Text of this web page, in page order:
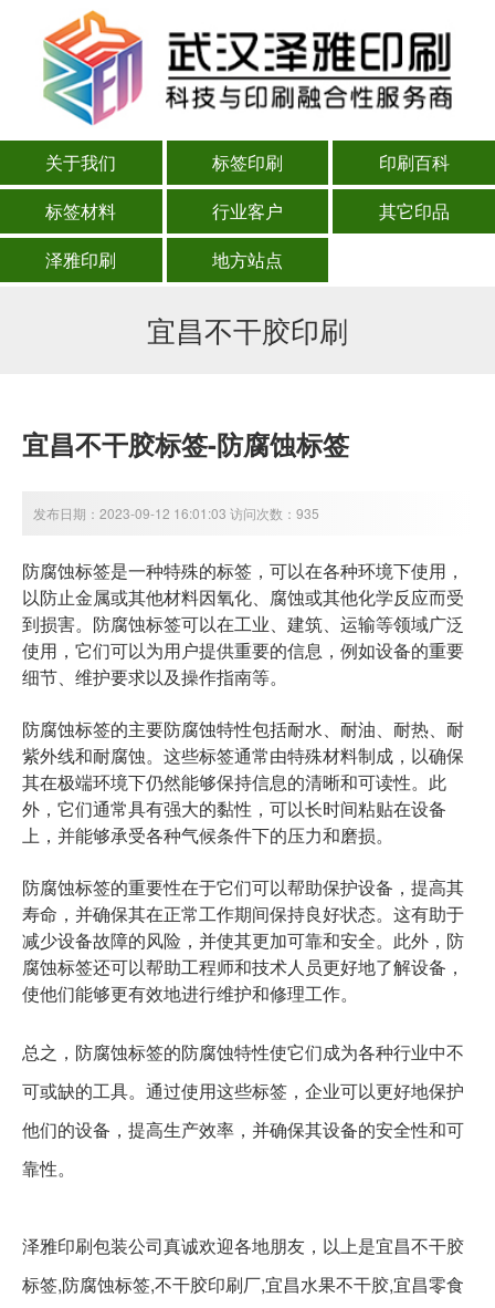
关于我们 标签印刷
印刷百科
标签材料
行业客户
其它印品
泽雅印刷
地方站点
宜昌不干胶印刷
宜昌不干胶标签-防腐蚀标签
发布日期：2023-09-12 16:01:03 访问次数：935
防腐蚀标签是一种特殊的标签，可以在各种环境下使用，
以防止金属或其他材料因氧化、腐蚀或其他化学反应而受
到损害。防腐蚀标签可以在工业、建筑、运输等领域广泛
使用，它们可以为用户提供重要的信息，例如设备的重要
细节、维护要求以及操作指南等。
防腐蚀标签的主要防腐蚀特性包括耐水、耐油、耐热、耐
紫外线和耐腐蚀。这些标签通常由特殊材料制成，以确保
其在极端环境下仍然能够保持信息的清晰和可读性。此
外，它们通常具有强大的黏性，可以长时间粘贴在设备
上，并能够承受各种气候条件下的压力和磨损。
防腐蚀标签的重要性在于它们可以帮助保护设备，提高其
寿命，并确保其在正常工作期间保持良好状态。这有助于
减少设备故障的风险，并使其更加可靠和安全。此外，防
腐蚀标签还可以帮助工程师和技术人员更好地了解设备，
使他们能够更有效地进行维护和修理工作。
总之，防腐蚀标签的防腐蚀特性使它们成为各种行业中不
可或缺的工具。通过使用这些标签，企业可以更好地保护
他们的设备，提高生产效率，并确保其设备的安全性和可
靠性。
泽雅印刷包装公司真诚欢迎各地朋友，以上是宜昌不干胶
标签,防腐蚀标签,不干胶印刷厂,宜昌水果不干胶,宜昌零食